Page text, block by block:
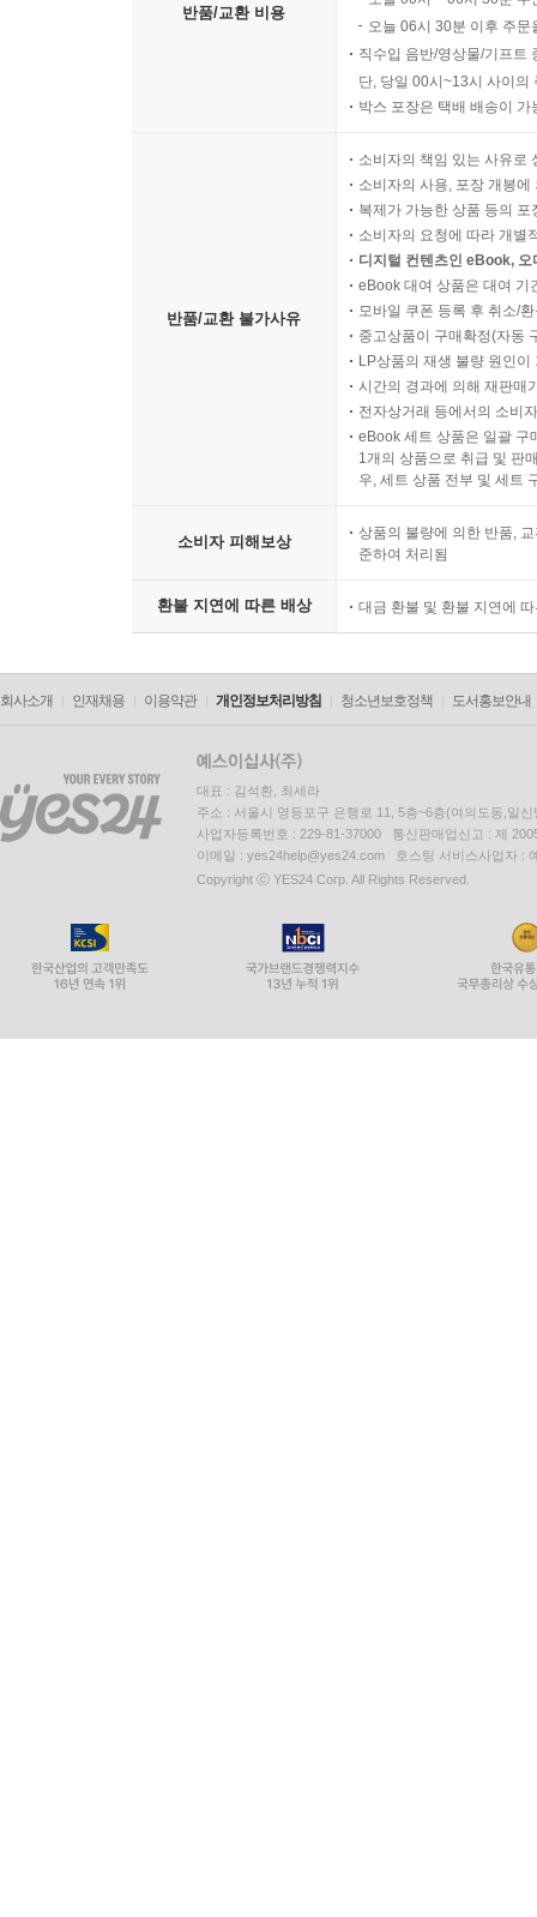
Ⅳ. 동남아 콘텐츠시장 수출 확대 전략 336
1. 메타버스와 K-콘텐츠의 결합 전략 336
2. 동남아 콘텐츠시장 수출 전략 338
반품/교환 비용
오늘 06시 30분 이후 주
직수입 음반/영상물/기프트
단, 당일 00시~13시 사이의
박스 포장은 택배 배송이
반품/교환 불가사유
소비자의 책임 있는 사유로
소비자의 사용, 포장 개봉
복제가 가능한 상품 등의
소비자의 요청에 따라 개별
디지털 컨텐츠인 eBook,
eBook 대여 상품은 대여 기
모바일 쿠폰 등록 후 취소/
중고상품이 구매확정(자동
LP상품의 재생 불량 원인
시간의 경과에 의해 재판매
전자상거래 등에서의 소비
eBook 세트 상품은 일괄 구
1개의 상품으로 취급 및 판
우, 세트 상품 전부 및 세트
소비자 피해보상
상품의 불량에 의한 반품,
준하여 처리됨
환불 지연에 따른 배상 대금 환불 및 환불 지연에
회사소개 인재채용 이용약관 개인정보처리방침 청소년보호정책 도서홍보안내
대표 : 김석환, 최세라
주소 : 서울시 영등포구 은행로 11, 5층~6층(여의도동,일신
사업자등록번호 : 229-81-37000 통신판매업신고 : 제
이메일 : yes24help@yes24.com 호스팅 서비스사업자 :
Copyright ⓒ YES24 Corp. All Rights Reserved.